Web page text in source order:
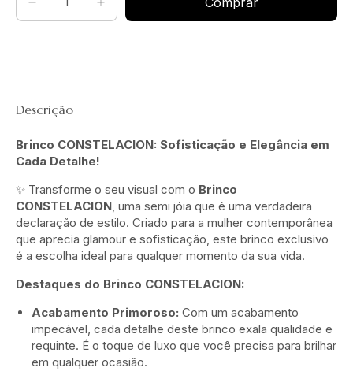
Descrição
Brinco CONSTELACION: Sofisticação e Elegância em
Cada Detalhe!
✨ Transforme o seu visual com o Brinco
CONSTELACION, uma semi jóia que é uma verdadeira
declaração de estilo. Criado para a mulher contemporânea
que aprecia glamour e sofisticação, este brinco exclusivo
é a escolha ideal para qualquer momento da sua vida.
Destaques do Brinco CONSTELACION:
Acabamento Primoroso: Com um acabamento
impecável, cada detalhe deste brinco exala qualidade e
requinte. É o toque de luxo que você precisa para brilhar
em qualquer ocasião.